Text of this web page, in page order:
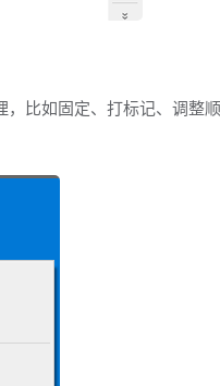
比如固定、打标记、调整顺